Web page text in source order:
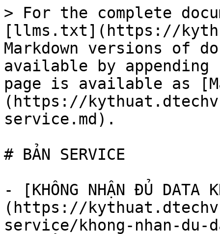
> For the complete
[llms.txt](https://
Markdown versions of
available by
page is available as
(https://
service.md).
# BẢN SERVICE
- [KHÔNG NHẬN ĐỦ DATA
(https://
service/khong-nhan-du-